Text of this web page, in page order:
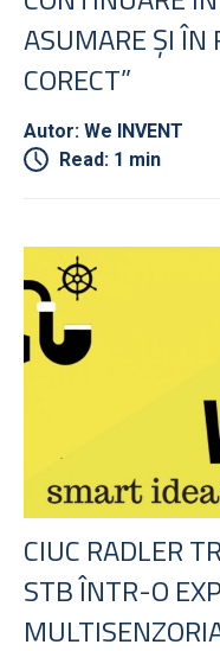
ASUMARE ȘI ÎN
CORECT”
Autor: We INVENT
Read: 1 min
CIUC RADLER
STB ÎNTR-O